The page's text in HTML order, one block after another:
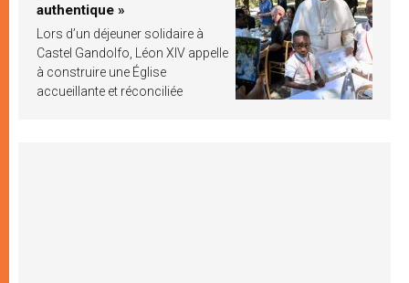
authentique »
Lors d’un déjeuner solidaire à
Castel Gandolfo, Léon XIV appelle
à construire une Église
accueillante et réconciliée